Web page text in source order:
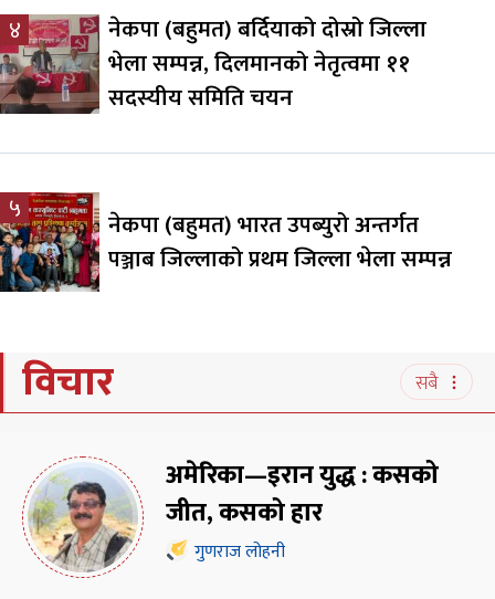
४
नेकपा (बहुमत) बर्दियाको दोस्रो जिल्ला
भेला सम्पन्न, दिलमानको नेतृत्वमा ११
सदस्यीय समिति चयन
५
नेकपा (बहुमत) भारत उपब्युरो अन्तर्गत
पञ्जाब जिल्लाको प्रथम जिल्ला भेला सम्पन्न
विचार सबै
अमेरिका—इरान युद्ध : कसको
जीत, कसको हार
गुणराज लोहनी